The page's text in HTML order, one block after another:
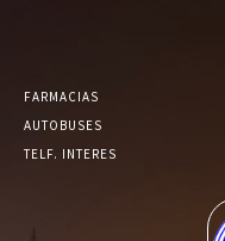
FARMACIAS
AUTOBUSES
TELF. INTERES